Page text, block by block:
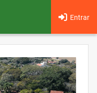
Entrar